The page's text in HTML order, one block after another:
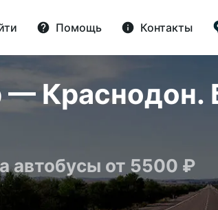
Помощь Контакты
Краснодон.
автобусы от 5500 ₽